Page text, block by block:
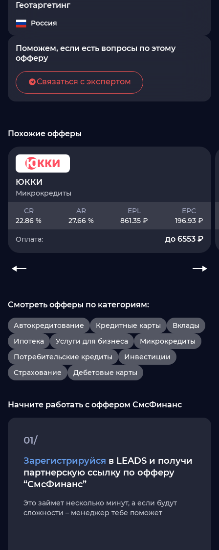
Геотаргетинг
Россия
Поможем, если есть вопросы по этому
офферу
Связаться с экспертом
Похожие офферы
ЮККИ
Микрокредиты
CR
22.86 %
AR
27.66 %
EPL
861.35 ₽
EPC
196.93 ₽
Оплата: до 6553 ₽
Смотреть офферы по категориям:
Автокредитование Кредитные карты
Вклады
Ипотека
Услуги для бизнеса
Микрокредиты
Потребительские кредиты
Инвестиции
Страхование
Дебетовые карты
Начните работать с оффером СмсФинанс
01/
Зарегистрируйся в LEADS и получи
партнерскую ссылку по офферу
“СмсФинанс”
Это займет несколько минут, а если будут
сложности – менеджер тебе поможет